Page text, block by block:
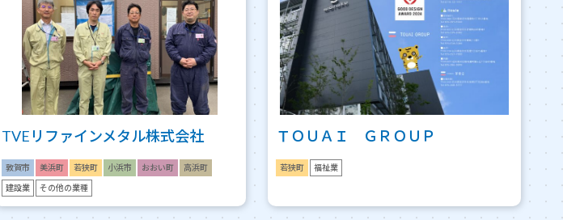
TVEリファインメタル株式会社
敦賀市 美浜町 若狭町 小浜市 おおい町 高浜町
建設業 その他の業種
ＴＯＵＡＩ ＧＲＯＵＰ
若狭町 福祉業